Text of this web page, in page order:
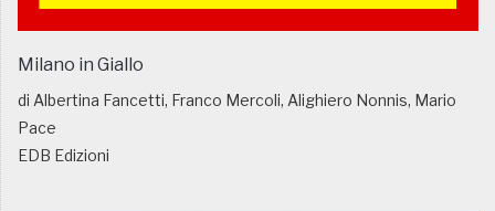
Milano in Giallo
di Albertina Fancetti, Franco Mercoli, Alighiero Nonnis, Mario
Pace
EDB Edizioni